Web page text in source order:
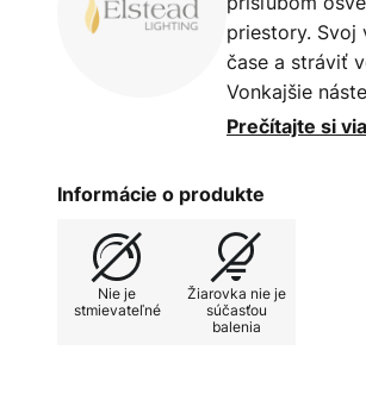
priestory. Svoj
čase a stráviť
Vonkajšie
sklo tienidla
Prečítajte si
Informácie o produkte
Nie je
stmievateľné
Žiarovka nie je
súčasťou
balenia